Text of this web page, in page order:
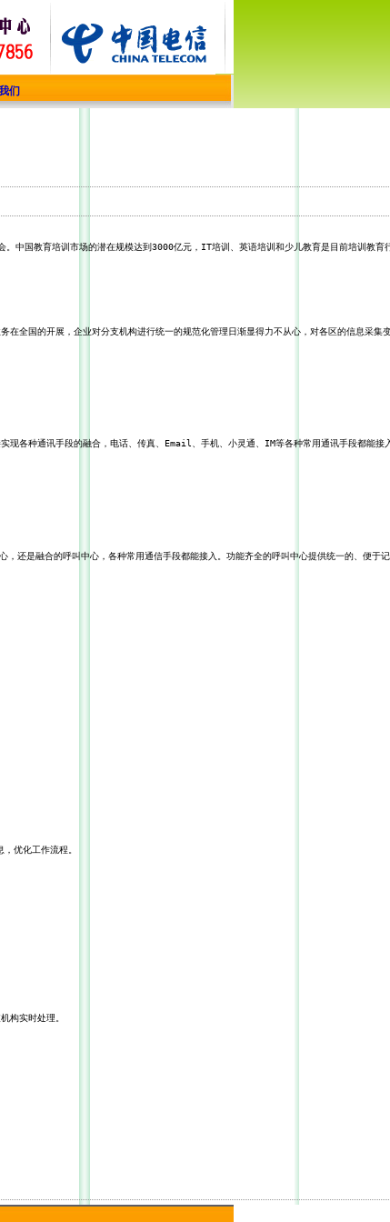
们
。中国教育培训市场的潜在规模达到3000亿元，IT培训、英语培训和少儿教育是目前培训教育
在全国的开展，企业对分支机构进行统一的规范化管理日渐显得力不从心，对各区的信息采集
现各种通讯手段的融合，电话、传真、Email、手机、 小灵通、IM等各种常用通讯手段都能接
，还是融合的呼叫中心，各种常用通信手段都能接入。 功能齐全的呼叫中心提供统一的、便于
，优化工作流程。
构实时处理。